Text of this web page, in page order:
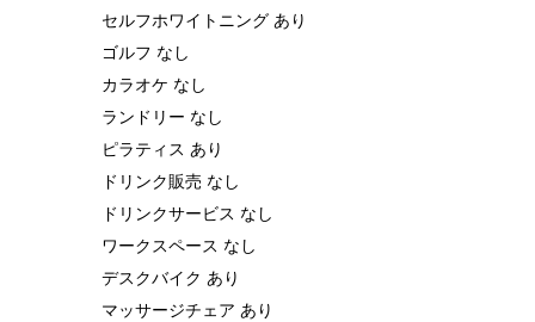
セルフホワイトニング あり
ゴルフ なし
カラオケ なし
ランドリー なし
ピラティス あり
ドリンク販売 なし
ドリンクサービス なし
ワークスペース なし
デスクバイク あり
マッサージチェア あり